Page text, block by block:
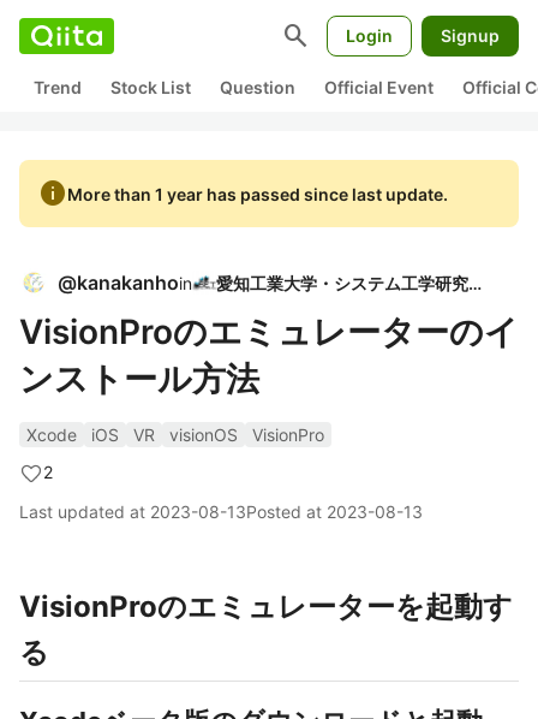
search Login Signup
Trend Stock List Question Official Event Official
infoMore than 1 year has passed since last update.
@kanakanhoin 愛知工業大学・システム工学研究会
VisionProのエミュレーターのイ
ンストール方法
Xcode iOS VR visionOS
VisionPro
2
Last updated at 2023-08-13Posted at 2023-08-13
VisionProのエミュレーターを起動す
る